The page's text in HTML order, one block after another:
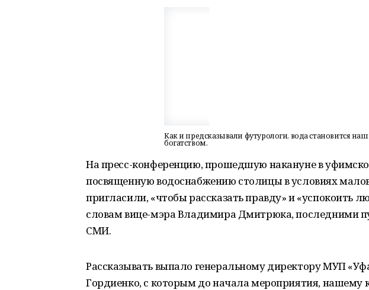
Как и предсказывали футурологи, вода становится
богатством.
На пресс-конференцию, прошедшую накануне в
посвященную водоснабжению столицы в условиях
пригласили, «чтобы рассказать правду» и «успокоить
словам вице-мэра Владимира Дмитрюка, последними
СМИ.
Рассказывать выпало генеральному директору МУП
Гордиенко, с которым до начала мероприятия, нашему